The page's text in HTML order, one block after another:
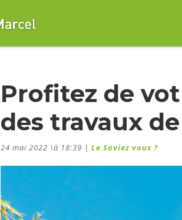
Profitez de
des travaux
24 mai 2022 \à 18:39 |Le Saviez vous ?